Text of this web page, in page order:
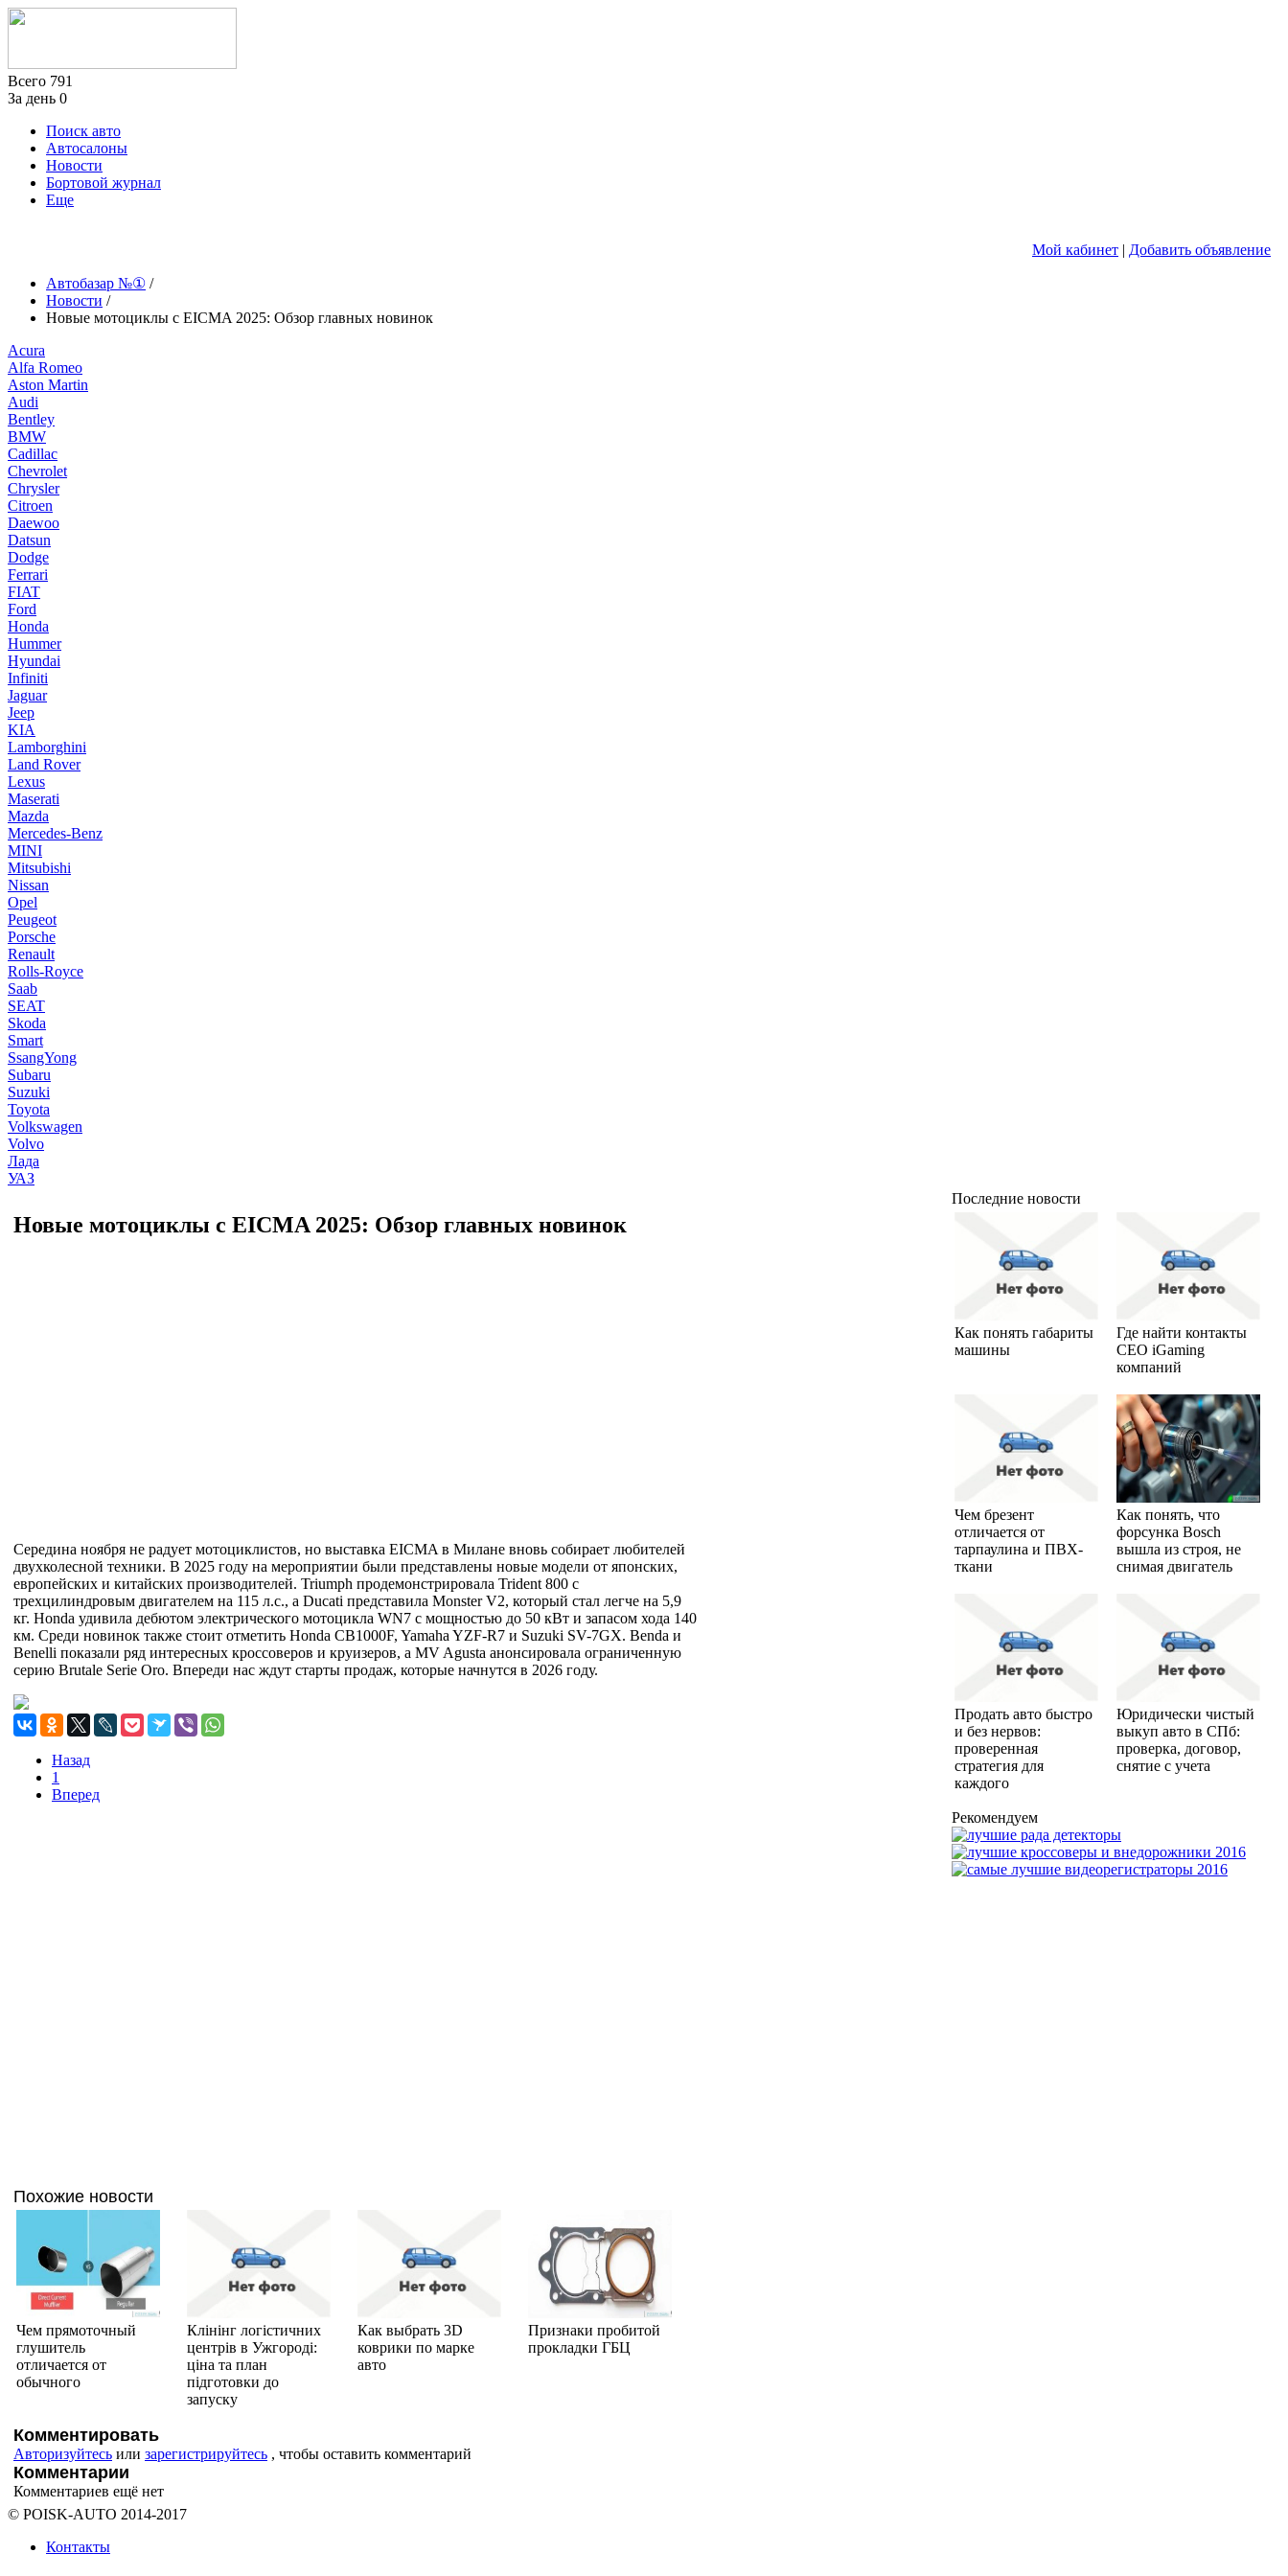
Всего 791
За день 0
Поиск авто
Автосалоны
Новости
Бортовой журнал
Еще
Мой кабинет | Добавить объявление
Автобазар №① /
Новости /
Новые мотоциклы с EICMA 2025: Обзор главных новинок
Acura
Alfa Romeo
Aston Martin
Audi
Bentley
BMW
Cadillac
Chevrolet
Chrysler
Citroen
Daewoo
Datsun
Dodge
Ferrari
FIAT
Ford
Honda
Hummer
Hyundai
Infiniti
Jaguar
Jeep
KIA
Lamborghini
Land Rover
Lexus
Maserati
Mazda
Mercedes-Benz
MINI
Mitsubishi
Nissan
Opel
Peugeot
Porsche
Renault
Rolls-Royce
Saab
SEAT
Skoda
Smart
SsangYong
Subaru
Suzuki
Toyota
Volkswagen
Volvo
Лада
УАЗ
Новые мотоциклы с EICMA 2025: Обзор главных новинок
Середина ноября не радует мотоциклистов, но выставка EICMA в Милане вновь собирает любителей
двухколесной техники. В 2025 году на мероприятии были представлены новые модели от японских,
европейских и китайских производителей. Triumph продемонстрировала Trident 800 с
трехцилиндровым двигателем на 115 л.с., а Ducati представила Monster V2, который стал легче на 5,9
кг. Honda удивила дебютом электрического мотоцикла WN7 с мощностью до 50 кВт и запасом хода 140
км. Среди новинок также стоит отметить Honda CB1000F, Yamaha YZF-R7 и Suzuki SV-7GX. Benda и
Benelli показали ряд интересных кроссоверов и круизеров, а MV Agusta анонсировала ограниченную
серию Brutale Serie Oro. Впереди нас ждут старты продаж, которые начнутся в 2026 году.
Назад
1
Вперед
Похожие новости
Чем прямоточный
глушитель
отличается от
обычного
Клінінг логістичних
центрів в Ужгороді:
ціна та план
підготовки до
запуску
Как выбрать 3D
коврики по марке
авто
Признаки пробитой
прокладки ГБЦ
Комментировать
Авторизуйтесь или зарегистрируйтесь , чтобы оставить комментарий
Комментарии
Комментариев ещё нет
Последние новости
Как понять габариты
машины
Где найти контакты
CEO iGaming
компаний
Чем брезент
отличается от
тарпаулина и ПВХ-
ткани
Как понять, что
форсунка Bosch
вышла из строя, не
снимая двигатель
Продать авто быстро
и без нервов:
проверенная
стратегия для
каждого
Юридически чистый
выкуп авто в СПб:
проверка, договор,
снятие с учета
Рекомендуем
© POISK-AUTO 2014-2017
Контакты